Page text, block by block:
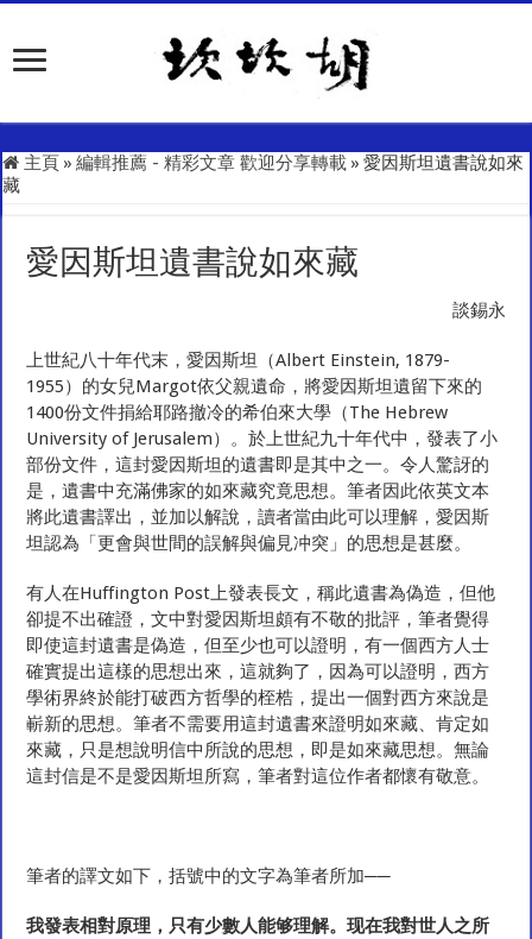
主頁 » 編輯推薦 - 精彩文章 歡迎分享轉載 » 愛因斯坦遺書說如來
藏
愛因斯坦遺書說如來藏
談錫永
上世紀八十年代末，愛因斯坦（Albert Einstein, 1879-
1955）的女兒Margot依父親遺命，將愛因斯坦遺留下來的
1400份文件捐給耶路撤冷的希伯來大學（The Hebrew
University of Jerusalem）。於上世紀九十年代中，發表了小
部份文件，這封愛因斯坦的遺書即是其中之一。令人驚訝的
是，遺書中充滿佛家的如來藏究竟思想。筆者因此依英文本
將此遺書譯出，並加以解說，讀者當由此可以理解，愛因斯
坦認為「更會與世間的誤解與偏見冲突」的思想是甚麼。
有人在Huffington Post上發表長文，稱此遺書為偽造，但他
卻提不出確證，文中對愛因斯坦頗有不敬的批評，筆者覺得
即使這封遺書是偽造，但至少也可以證明，有一個西方人士
確實提出這樣的思想出來，這就夠了，因為可以證明，西方
學術界終於能打破西方哲學的桎梏，提出一個對西方來說是
嶄新的思想。筆者不需要用這封遺書來證明如來藏、肯定如
來藏，只是想說明信中所說的思想，即是如來藏思想。無論
這封信是不是愛因斯坦所寫，筆者對這位作者都懷有敬意。
筆者的譯文如下，括號中的文字為筆者所加──
我發表相對原理，只有少數人能够理解。现在我對世人之所